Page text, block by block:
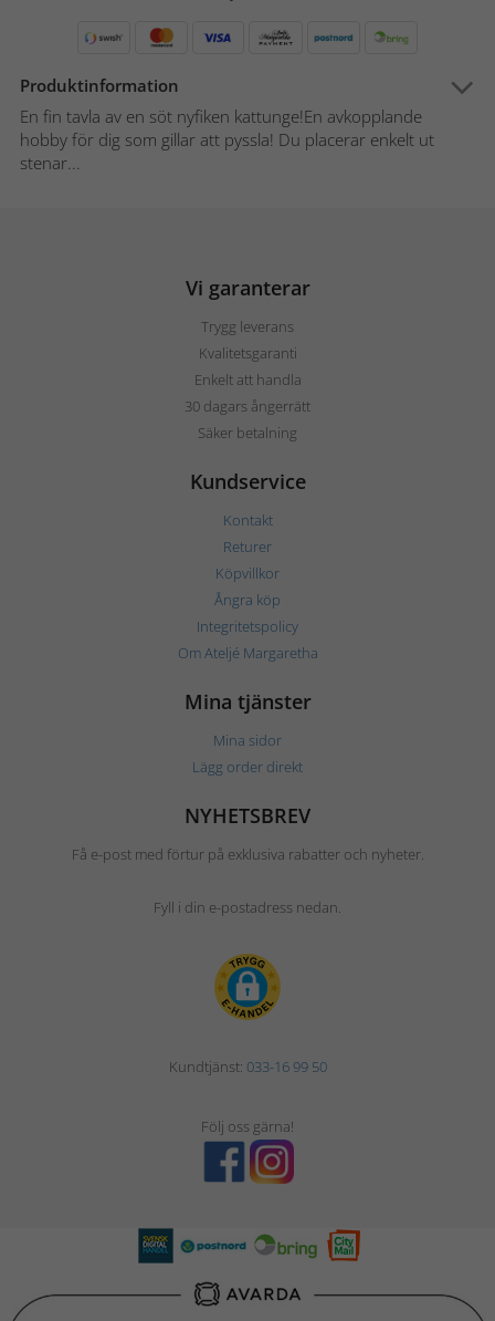
Produktinformation
En fin tavla av en söt nyfiken kattunge!En avkopplande
hobby för dig som gillar att pyssla! Du placerar enkelt ut
stenar...
Vi garanterar
Trygg leverans
Kvalitetsgaranti
Enkelt att handla
30 dagars ångerrätt
Säker betalning
Kundservice
Kontakt
Returer
Köpvillkor
Ångra köp
Integritetspolicy
Om Ateljé Margaretha
Mina tjänster
Mina sidor
Lägg order direkt
NYHETSBREV
Få e-post med förtur på exklusiva rabatter och nyheter.
Fyll i din e-postadress nedan.
Kundtjänst: 033-16 99 50
Följ oss gärna!